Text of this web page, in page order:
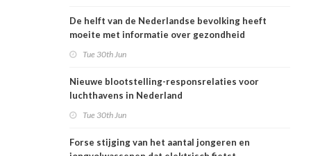
De helft van de Nederlandse bevolking heeft
moeite met informatie over gezondheid
Tue 30th Jun
Nieuwe blootstelling-responsrelaties voor
luchthavens in Nederland
Tue 30th Jun
Forse stijging van het aantal jongeren en